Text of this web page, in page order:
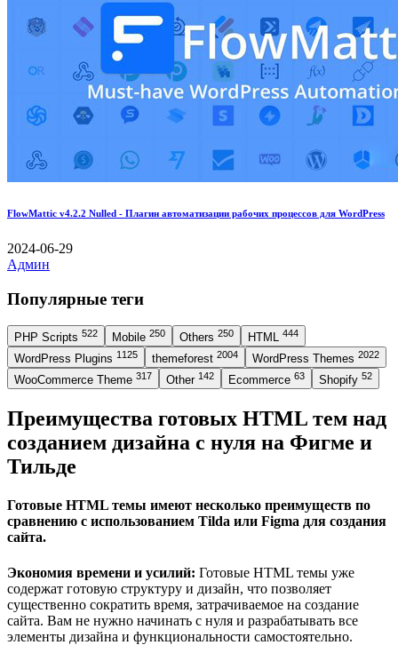
FlowMattic v4.2.2 Nulled - Плагин автоматизации рабочих процессов для WordPress
2024-06-29
Админ
Популярные теги
PHP Scripts 522 Mobile 250 Others 250 HTML 444
WordPress Plugins 1125 themeforest 2004 WordPress Themes 2022
WooCommerce Theme 317 Other 142 Ecommerce 63 Shopify 52
Преимущества готовых HTML тем над
созданием дизайна с нуля на Фигме и
Тильде
Готовые HTML темы имеют несколько преимуществ по
сравнению с использованием Tilda или Figma для создания
сайта.
Экономия времени и усилий: Готовые HTML темы уже
содержат готовую структуру и дизайн, что позволяет
существенно сократить время, затрачиваемое на создание
сайта. Вам не нужно начинать с нуля и разрабатывать все
элементы дизайна и функциональности самостоятельно.